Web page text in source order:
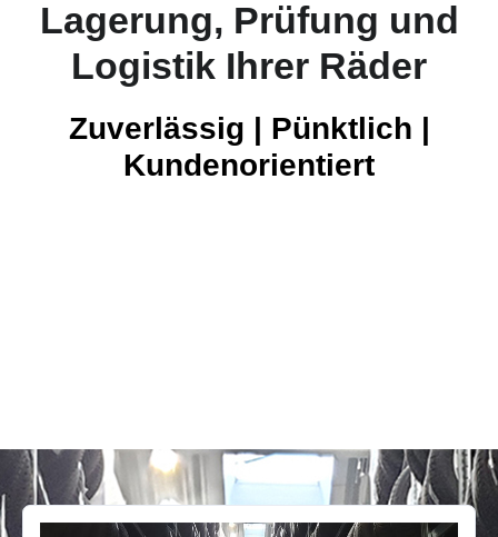
Lagerung, Prüfung und
Logistik Ihrer Räder
Zuverlässig | Pünktlich |
Kundenorientiert